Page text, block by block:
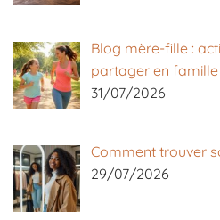
Blog mère-fille :
partager en famille
31/07/2026
Comment trouver
29/07/2026